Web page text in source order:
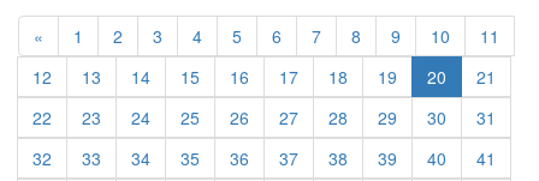
« Previous
1 2 3 4 5 6 7 8 9 10
11
12
13 14 15 16 17 18 19 20
21
22
23 24 25 26 27 28 29 30
31
32
33 34 35 36 37 38 39 40
41